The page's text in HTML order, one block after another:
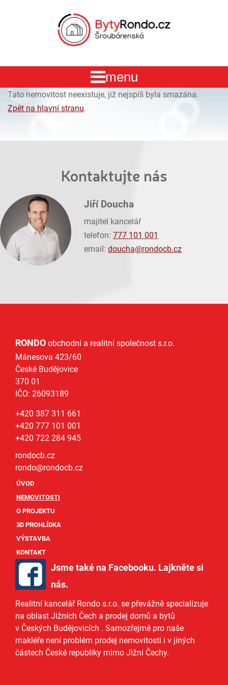
Tato nemovitost neexistuje, již nejspíš byla smazána.
Zpět na hlavní stranu.
Kontaktujte nás
Jiří Doucha
majitel kancelář
telefon: 777 101 001
email: doucha@rondocb.cz
RONDO obchodní a realitní společnost s.r.o.
Mánesova 423/60
České Budějovice
370 01
IČO: 26093189
+420 387 311 661
+420 777 101 001
+420 722 284 945
rondocb.cz
rondo@rondocb.cz
ÚVOD
NEMOVITOSTI
O PROJEKTU
3D PROHLÍDKA
VÝSTAVBA
KONTAKT
Jsme také na Facebooku. Lajkněte si
nás.
Realitní kancelář Rondo s.r.o. se převážně specializuje
na oblast Jižních Čech a prodej domů a bytů
v Českých Budějovicích . Samozřejmě pro naše
makléře není problém prodej nemovitosti i v jiných
částech České republiky mimo Jižní Čechy.